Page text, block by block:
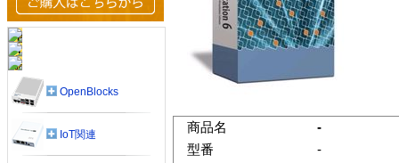
商品名
-
型番
-
OpenBlocks
IoT関連